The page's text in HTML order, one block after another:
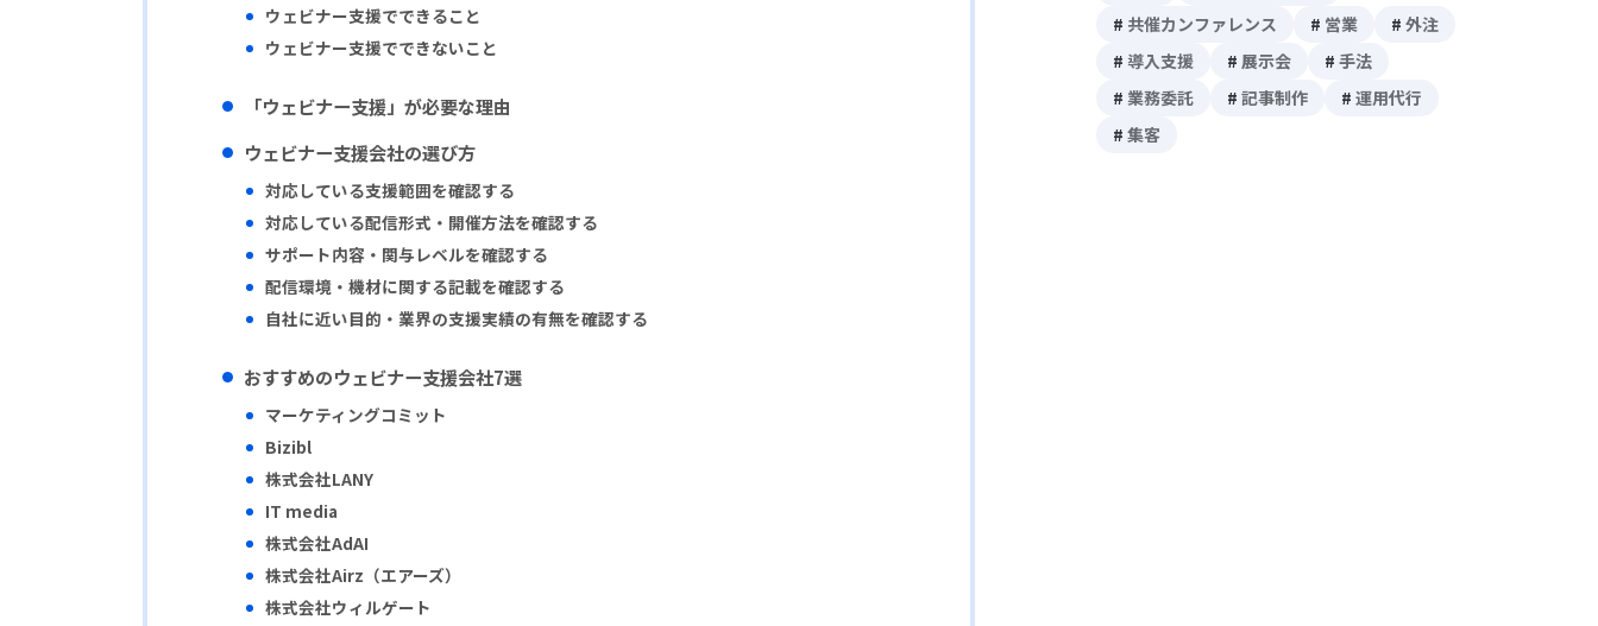
ウェビナー支援でできること
ウェビナー支援でできないこと
「ウェビナー支援」が必要な理由
ウェビナー支援会社の選び方
対応している支援範囲を確認する
対応している配信形式・開催方法を確認する
サポート内容・関与レベルを確認する
配信環境・機材に関する記載を確認する
自社に近い目的・業界の支援実績の有無を確認する
おすすめのウェビナー支援会社7選
マーケティングコミット
Bizibl
株式会社LANY
IT media
株式会社AdAI
株式会社Airz（エアーズ）
株式会社ウィルゲート
共催カンファレンス
営業
外注
導入支援
展示会
手法
業務委託
記事制作
運用代行
集客